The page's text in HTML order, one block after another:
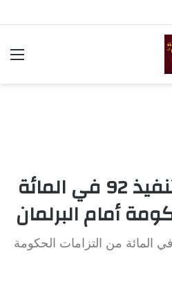
الوزير الأول: تم تنفيذ 92 في المائة
أمام البرلمان
الوزير الأول: تم تنفيذ 92 في المائة من التزامات الحكومة